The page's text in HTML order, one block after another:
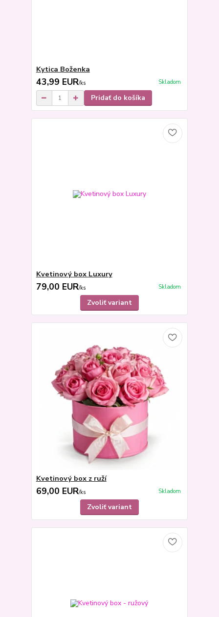
Kytica Boženka
43,99 EUR/ks Skladom
Pridať do košíka
Kvetinový box Luxury
79,00 EUR/ks Skladom
Zvoliť variant
Kvetinový box z ruží
69,00 EUR/ks Skladom
Zvoliť variant